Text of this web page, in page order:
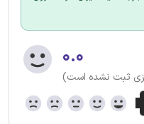
۰.۰
ثبت نشده است)